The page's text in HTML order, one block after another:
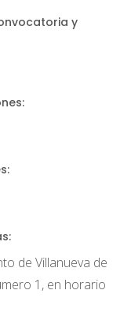
y
de Villanueva de
1, en horario